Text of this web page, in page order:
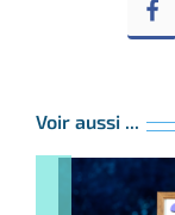
Voir aussi ...